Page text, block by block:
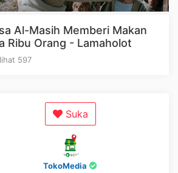
Al-Masih Memberi Makan
Ribu Orang - Lamaholot
597
Suka
TokoMedia